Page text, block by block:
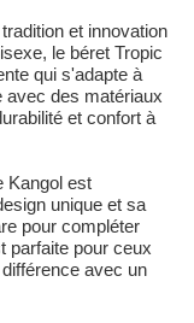
et innovation
le béret Tropic
qui s'adapte à
avec des matériaux
et confort à
Kangol est
unique et sa
pour compléter
parfaite pour ceux
avec un